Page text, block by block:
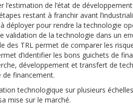
l’estimation de l’état de
restant à franchir avant
déployer pour rendre la technologie
validation de la technologie dans un
des TRL permet de comparer les
d’identifier les bons guichets de
développement et transfert de
de financement.
technologique sur plusieurs
mise sur le marché.